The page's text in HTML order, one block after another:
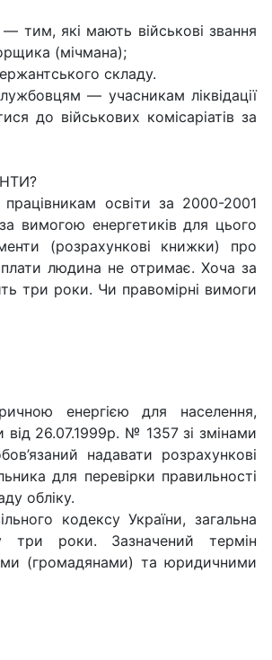
— тим, які мають військові звання
(мічмана);
складу.
— учасникам ліквідації
до військових комісаріатів за
освіти за 2000-2001
вимогою енергетиків для цього
(розрахункові книжки) про
людина не отримає. Хоча за
три роки. Чи правомірні вимоги
енергією для населення,
від 26.07.1999р. № 1357 зі змінами
надавати розрахункові
для перевірки правильності
обліку.
кодексу України, загальна
три роки. Зазначений термін
(громадянами) та юридичними